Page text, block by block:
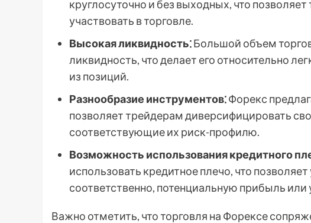
круглосуточно и без выходных, что
участвовать в торговле.
Высокая ликвидность⁚Большой объем
ликвидность, что делает его относительно
из позиций.
Разнообразие инструментов⁚Форекс
позволяет трейдерам диверсифицировать
соответствующие их риск-профилю.
Возможность использования кредитного
использовать кредитное плечо, что
соответственно, потенциальную прибыль или
Важно отметить, что торговля на Форексе